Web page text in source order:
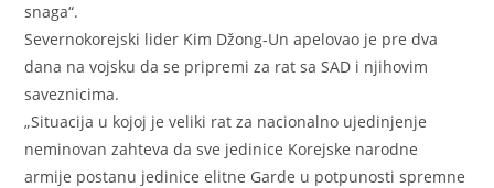
snaga“.
Severnokorejski lider Kim Džong-Un apelovao je pre dva
dana na vojsku da se pripremi za rat sa SAD i njihovim
saveznicima.
„Situacija u kojoj je veliki rat za nacionalno ujedinjenje
neminovan zahteva da sve jedinice Korejske narodne
armije postanu jedinice elitne Garde u potpunosti spremne